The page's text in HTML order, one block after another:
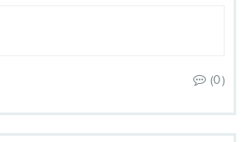
(0)